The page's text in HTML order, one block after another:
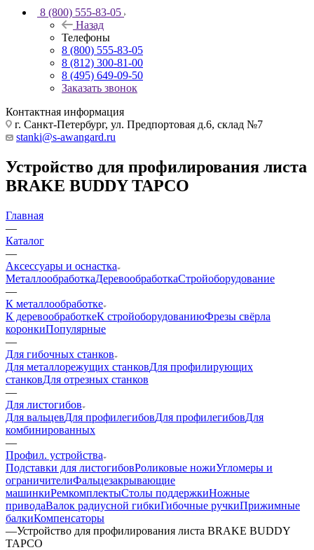
8 (800) 555-83-05
Назад
Телефоны
8 (800) 555-83-05
8 (812) 300-81-00
8 (495) 649-09-50
Заказать звонок
Контактная информация
г. Санкт-Петербург, ул. Предпортовая д.6, склад №7
stanki@s-awangard.ru
Устройство для профилирования листа
BRAKE BUDDY TAPCO
Главная
—
Каталог
—
Аксeccyapы и оснастка
МеталлообработкаДеревообработкаСтройоборудование
—
К металлообработке
К деревообработкеК стройоборудованиюФрезы свёрла
коронкиПопулярные
—
Для гибочных станков
Для металлорежущих станковДля профилирующих
станковДля отрезных станков
—
Для листогибов
Для вальцевДля профилегибовДля профилегибовДля
комбинированных
—
Профил. устройства
Подставки для листогибовРоликовые ножиУгломеры и
ограничителиФальцезакрывающие
машинкиРемкомплектыСтолы поддержкиНожные
приводаВалок радиусной гибкиГибочные ручкиПрижимные
балкиКомпенсаторы
—Устройство для профилирования листа BRAKE BUDDY
TAPCO